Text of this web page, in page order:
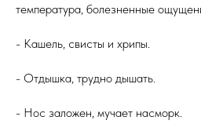
температура, болезненные
- Кашель, свисты и хрипы.
- Отдышка, трудно дышать.
- Нос заложен, мучает насморк.